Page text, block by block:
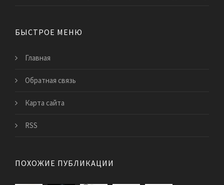
БЫСТРОЕ МЕНЮ
Главная
Обратная связь
Карта сайта
RSS
ПОХОЖИЕ ПУБЛИКАЦИИ